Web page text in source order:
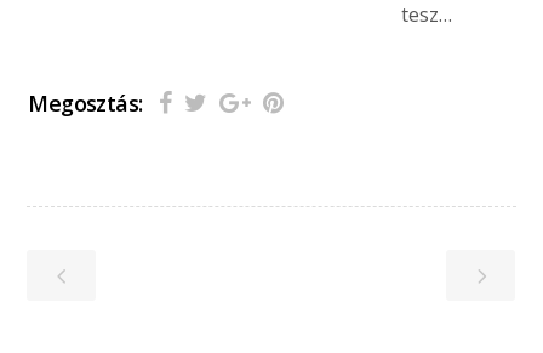
tesz…
Megosztás: